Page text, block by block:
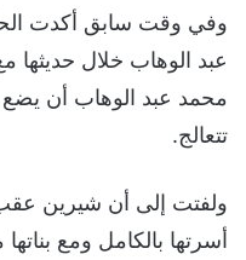
وفي وقت سابق أكدت
عبد الوهاب خلال حديثها
محمد عبد الوهاب أن
تتعالج.
ولفتت إلى أن شيرين
أسرتها بالكامل ومع